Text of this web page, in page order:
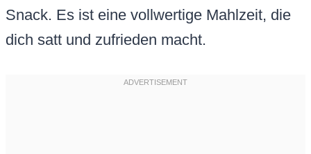
Snack. Es ist eine vollwertige Mahlzeit, die
dich satt und zufrieden macht.